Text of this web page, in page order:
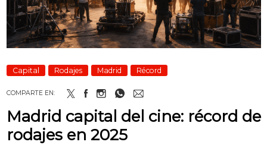
Capital Rodajes Madrid Récord
COMPARTE EN:
Madrid capital del cine: récord de
rodajes en 2025